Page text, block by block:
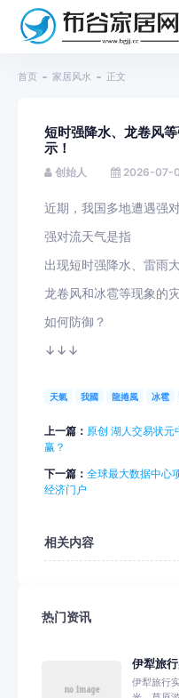
首页 家居风水 正文
短时强降水、龙卷风
示！
创始人 2026-07-
近期，我国多地遭遇强
强对流天气是指
出现短时强降水、雷雨
龙卷风和冰雹等现象的
如何防御？
↓↓↓
天氣 我國 龍捲風 冰雹
上一篇： 原创 湖人交易状元
赢？
下一篇： 全球最大数据中心
经济门户
相关内容
热门资讯
伊犁旅
伊犁旅行